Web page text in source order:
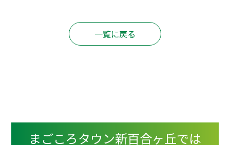
一覧に戻る
まごころタウン新百合ヶ丘では